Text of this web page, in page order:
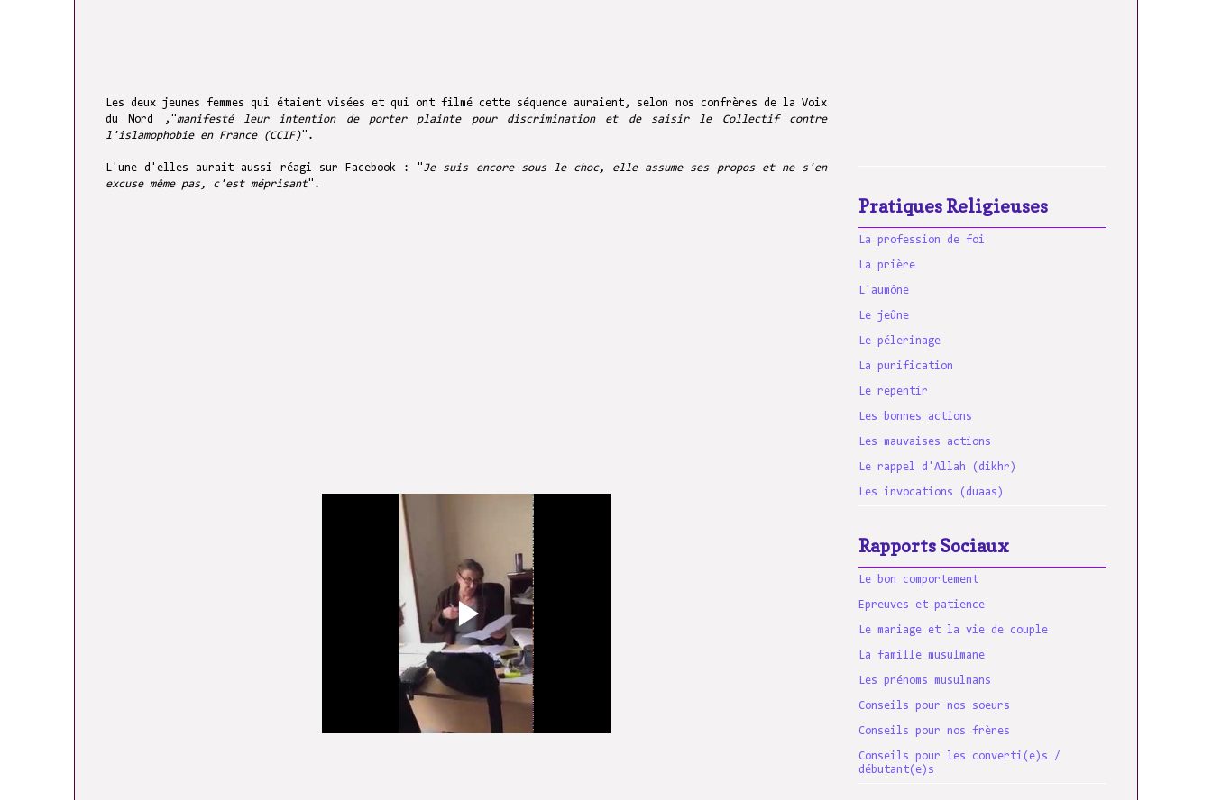
Les deux jeunes femmes qui étaient visées et qui ont filmé cette séquence auraient, selon nos confrères de la Voix
du Nord ,"manifesté leur intention de porter plainte pour discrimination et de saisir le Collectif contre
l'islamophobie en France (CCIF)".
L'une d'elles aurait aussi réagi sur Facebook : "Je suis encore sous le choc, elle assume ses propos et ne s'en
excuse même pas, c'est méprisant".
Pratiques Religieuses
La profession de foi
La prière
L'aumône
Le jeûne
Le pélerinage
La purification
Le repentir
Les bonnes actions
Les mauvaises actions
Le rappel d'Allah (dikhr)
Les invocations (duaas)
Rapports Sociaux
Le bon comportement
Epreuves et patience
Le mariage et la vie de couple
La famille musulmane
Les prénoms musulmans
Conseils pour nos soeurs
Conseils pour nos frères
Conseils pour les converti(e)s /
débutant(e)s